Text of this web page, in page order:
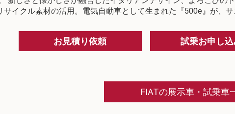
サイクル素材の活用。電気自動車として生まれた『500e』が、
お見積り依頼 試乗お申し
FIATの展示車・試乗車